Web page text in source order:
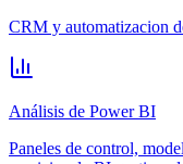
CRM y automatizacion
Análisis de Power BI
Paneles de control,